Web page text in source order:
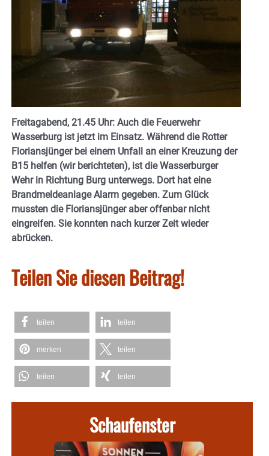
Freitagabend, 21.45 Uhr: Auch die Feuerwehr
Wasserburg ist jetzt im Einsatz. Während die Rotter
Floriansjünger bei einem Unfall an einer Kreuzung der
B15 helfen (wir berichteten), ist die Wasserburger
Wehr in Richtung Burg unterwegs. Dort hat eine
Brandmeldeanlage Alarm gegeben. Zum Glück
mussten die Floriansjünger aber offenbar nicht
eingreifen. Sie konnten nach kurzer Zeit wieder
abrücken.
Teilen Sie diesen Beitrag!
teilen teilen
merken teilen
teilen teilen
Schaufenster